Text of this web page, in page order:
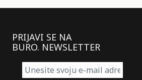
PRIJAVI SE NA
BURO. NEWSLETTER